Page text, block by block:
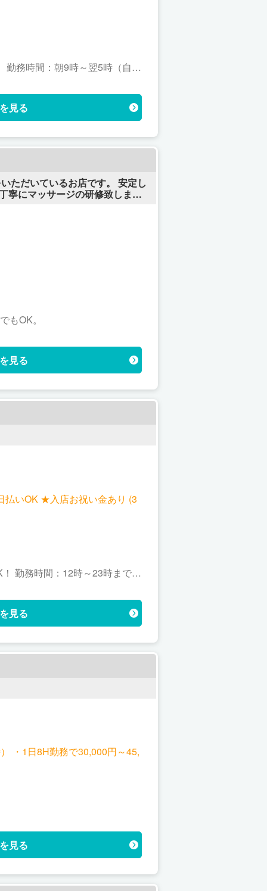
見る
ただいているお店です。 安定し
もOK。
見る
いOK ★入店お祝い金あり (3
見る
・1日8H勤務で30,000円～45,
見る